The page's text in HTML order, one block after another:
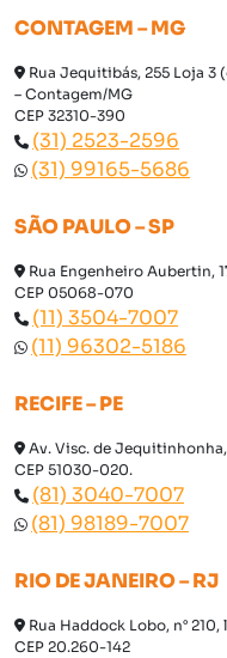
CONTAGEM – MG
Rua Jequitibás, 255 Loja 3
– Contagem/MG
CEP 32310-390
(31) 2523-2596
(31) 99165-5686
SÃO PAULO – SP
Rua Engenheiro Aubertin,
CEP 05068-070
(11) 3504-7007
(11) 96302-5186
RECIFE – PE
Av. Visc. de Jequitinhonha,
CEP 51030-020.
(81) 3040-7007
(81) 98189-7007
RIO DE JANEIRO – RJ
Rua Haddock Lobo, n°
CEP 20.260-142